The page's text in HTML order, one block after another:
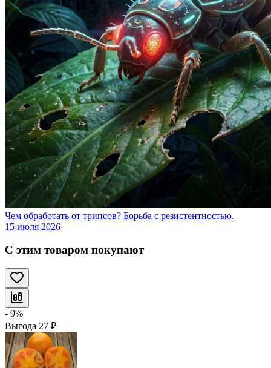
Чем обработать от трипсов? Борьба с резистентностью.
15 июля 2026
С этим товаром покупают
- 9%
Выгода 27 ₽